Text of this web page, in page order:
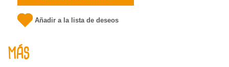
Añadir a la lista de deseos
MÁS